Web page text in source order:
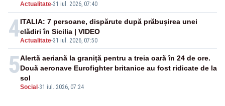
Actualitate-31 iul. 2026, 07:40
4Actualitate-31 iul. 2026, 07:50
ITALIA: 7 persoane, dispărute după prăbușirea unei
clădiri în Sicilia | VIDEO
5
Social -31 iul. 2026, 07:24
Alertă aeriană la graniță pentru a treia oară în 24 de ore.
Două aeronave Eurofighter britanice au fost ridicate de la
sol